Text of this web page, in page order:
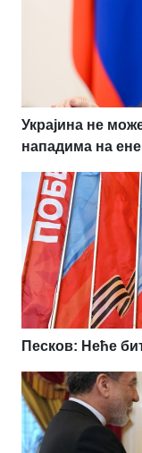
Украјина не
нападима на
Песков: Неће